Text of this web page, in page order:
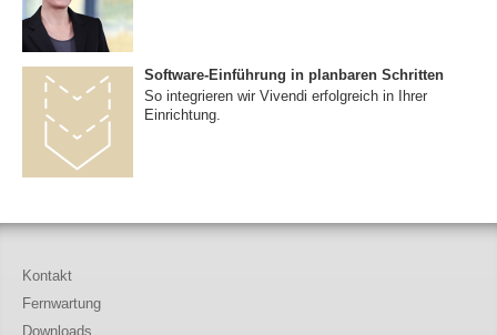
Software-Einführung in planbaren Schritten
So integrieren wir Vivendi erfolgreich in Ihrer
Einrichtung.
Kontakt
Fernwartung
Downloads